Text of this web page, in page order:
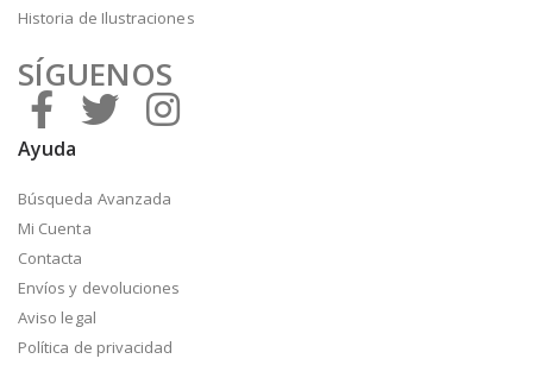
Historia de Ilustraciones
SÍGUENOS
Ayuda
Búsqueda Avanzada
Mi Cuenta
Contacta
Envíos y devoluciones
Aviso legal
Política de privacidad